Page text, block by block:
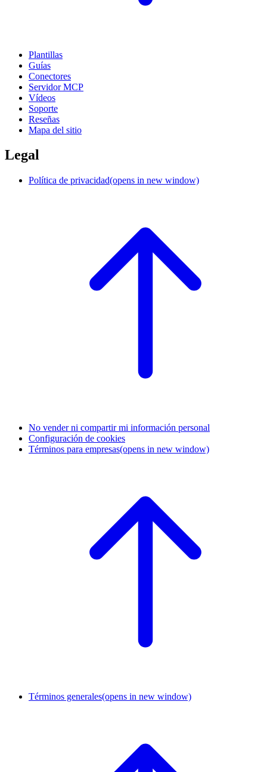
Plantillas
Guías
Conectores
Servidor MCP
Vídeos
Soporte
Reseñas
Mapa del sitio
Legal
Política de privacidad(opens in new window)
No vender ni compartir mi información personal
Configuración de cookies
Términos para empresas(opens in new window)
Términos generales(opens in new window)